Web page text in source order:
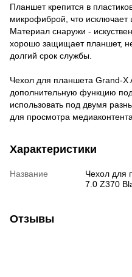
Планшет крепится в
микрофиброй, что исключает
Материал снаружи -
хорошо защищает планшет,
долгий срок службы.
Чехол для планшета Grand-X
дополнительную функцию
использовать под двумя
для просмотра медиаконтента.
Характеристики
Название
Чехол для
7.0 Z370
Отзывы